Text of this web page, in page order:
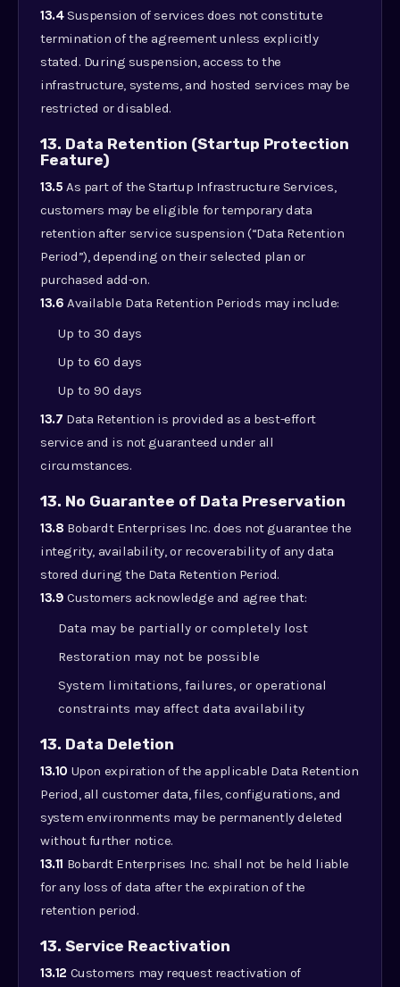
13.4Suspension of services does not constitute
termination of the agreement unless explicitly
stated. During suspension, access to the
infrastructure, systems, and hosted services may be
restricted or disabled.
13. Data Retention (Startup Protection
Feature)
13.5 As part of the Startup Infrastructure Services,
customers may be eligible for temporary data
retention after service suspension (“Data Retention
Period”), depending on their selected plan or
purchased add-on.
13.6 Available Data Retention Periods may include:
Up to 30 days
Up to 60 days
Up to 90 days
13.7 Data Retention is provided as a best-effort
service and is not guaranteed under all
circumstances.
13. No Guarantee of Data Preservation
13.8 Bobardt Enterprises Inc. does not guarantee the
integrity, availability, or recoverability of any data
stored during the Data Retention Period.
13.9 Customers acknowledge and agree that:
Data may be partially or completely lost
Restoration may not be possible
System limitations, failures, or operational
constraints may affect data availability
13. Data Deletion
13.10 Upon expiration of the applicable Data Retention
Period, all customer data, files, configurations, and
system environments may be permanently deleted
without further notice.
13.11 Bobardt Enterprises Inc. shall not be held liable
for any loss of data after the expiration of the
retention period.
13. Service Reactivation
13.12 Customers may request reactivation of